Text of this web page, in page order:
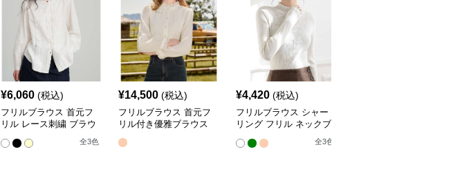
¥6,060 (税込)
フリルブラウス 首元フ
リル レース刺繍 ブラウ
全3色
¥14,500 (税込)
フリルブラウス 首元フ
リル付き優雅ブラウス
¥4,420 (税込)
フリルブラウス シャー
リング フリル ネックブ
全3色